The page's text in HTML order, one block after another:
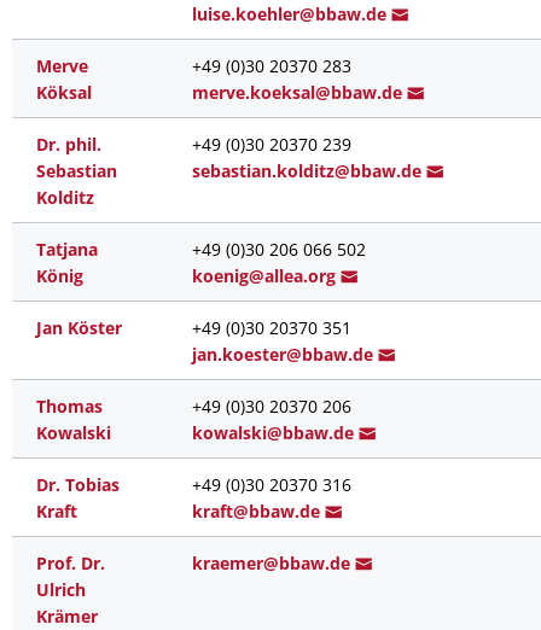
luise.koehler@bbaw.de
Merve
Köksal
+49 (0)30 20370 283
merve.koeksal@bbaw.de
Dr. phil.
Sebastian
Kolditz
+49 (0)30 20370 239
sebastian.kolditz@bbaw.de
Tatjana
König
+49 (0)30 206 066 502
koenig@allea.org
Jan Köster
+49 (0)30 20370 351
jan.koester@bbaw.de
Thomas
Kowalski
+49 (0)30 20370 206
kowalski@bbaw.de
Dr. Tobias
Kraft
+49 (0)30 20370 316
kraft@bbaw.de
Prof. Dr.
Ulrich
Krämer
kraemer@bbaw.de